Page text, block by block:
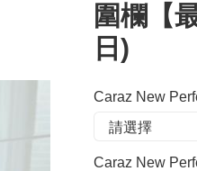
圍欄【
日)
Caraz New
Caraz New